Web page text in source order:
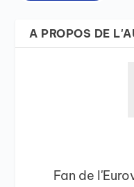
A PROPOS DE
Fan de